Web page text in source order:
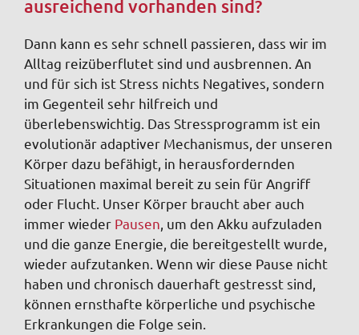
ausreichend vorhanden sind?
Dann kann es sehr schnell passieren, dass wir im
Alltag reizüberflutet sind und ausbrennen. An
und für sich ist Stress nichts Negatives, sondern
im Gegenteil sehr hilfreich und
überlebenswichtig. Das Stressprogramm ist ein
evolutionär adaptiver Mechanismus, der unseren
Körper dazu befähigt, in herausfordernden
Situationen maximal bereit zu sein für Angriff
oder Flucht. Unser Körper braucht aber auch
immer wieder Pausen , um den Akku aufzuladen
und die ganze Energie, die bereitgestellt wurde,
wieder aufzutanken. Wenn wir diese Pause nicht
haben und chronisch dauerhaft gestresst sind,
können ernsthafte körperliche und psychische
Erkrankungen die Folge sein.